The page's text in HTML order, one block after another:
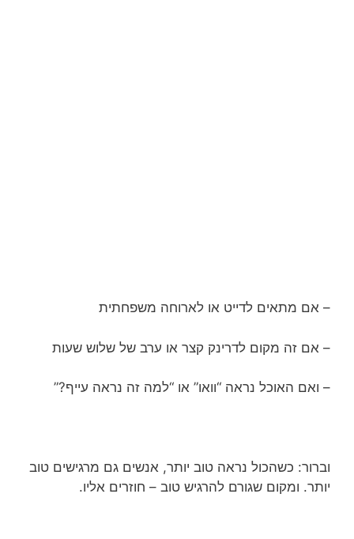
– אם מתאים לדייט או לארוחה משפחתית
– אם זה מקום לדרינק קצר או ערב של שלוש שעות
– ואם האוכל נראה “וואו” או “למה זה נראה עייף?”
וברור: כשהכול נראה טוב יותר, אנשים גם מרגישים טוב
יותר. ומקום שגורם להרגיש טוב – חוזרים אליו.